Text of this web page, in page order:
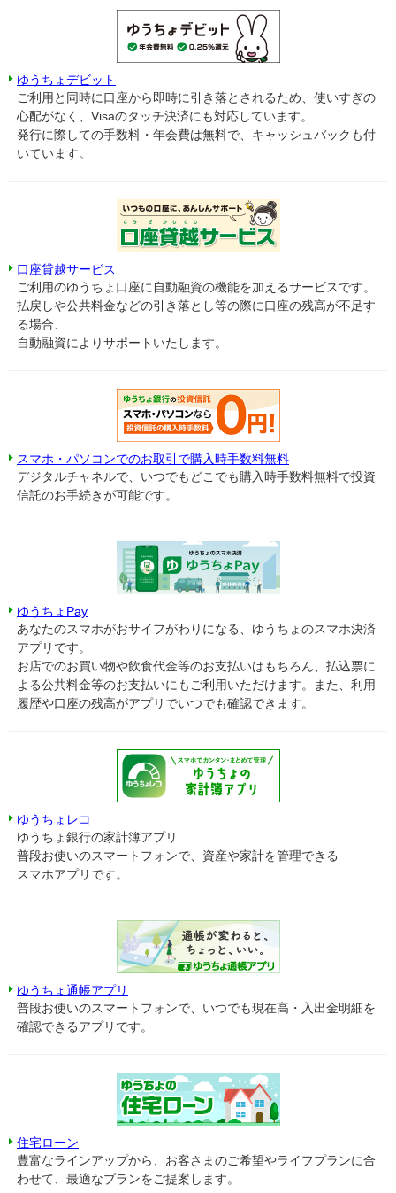
ゆうちょデビット
ご利用と同時に口座から即時に引き落とされるため、使いすぎの
心配がなく、Visaのタッチ決済にも対応しています。
発行に際しての手数料・年会費は無料で、キャッシュバックも付
いています。
口座貸越サービス
ご利用のゆうちょ口座に自動融資の機能を加えるサービスです。
払戻しや公共料金などの引き落とし等の際に口座の残高が不足す
る場合、
自動融資によりサポートいたします。
スマホ・パソコンでのお取引で購入時手数料無料
デジタルチャネルで、いつでもどこでも購入時手数料無料で投資
信託のお手続きが可能です。
ゆうちょPay
あなたのスマホがおサイフがわりになる、ゆうちょのスマホ決済
アプリです。
お店でのお買い物や飲食代金等のお支払いはもちろん、払込票に
よる公共料金等のお支払いにもご利用いただけます。また、利用
履歴や口座の残高がアプリでいつでも確認できます。
ゆうちょレコ
ゆうちょ銀行の家計簿アプリ
普段お使いのスマートフォンで、資産や家計を管理できる
スマホアプリです。
ゆうちょ通帳アプリ
普段お使いのスマートフォンで、いつでも現在高・入出金明細を
確認できるアプリです。
住宅ローン
豊富なラインアップから、お客さまのご希望やライフプランに合
わせて、最適なプランをご提案します。